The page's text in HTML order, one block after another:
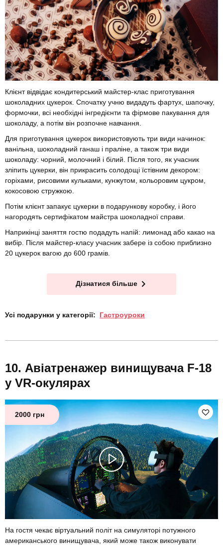
Клієнт відвідає кондитерський майстер-клас приготування
шоколадних цукерок. Спочатку учню видадуть фартух, шапочку,
формочки, всі необхідні інгредієнти та фірмове пакування для
шоколаду, а потім він розпочне навчання.
Для приготування цукерок використовують три види начинок:
ванільна, шоколадний ганаш і праліне, а також три види
шоколаду: чорний, молочний і білий. Після того, як учасник
зліпить цукерки, він прикрасить солодощі їстівним декором:
горіхами, рисовими кульками, кунжутом, кольоровим цукром,
кокосовою стружкою.
Потім клієнт запакує цукерки в подарункову коробку, і його
нагородять сертифікатом майстра шоколадної справи.
Наприкінці заняття гостю подадуть напій: лимонад або какао на
вибір. Після майстер-класу учасник забере із собою приблизно
20 цукерок вагою до 600 грамів.
Дізнатися більше
Усі подарунки у категорії: Гастроуроки
Авіатренажер винищувача F-18
у VR-окулярах
2000 грн
На гостя чекає віртуальний політ на симуляторі потужного
американського винищувача, який може також виконувати